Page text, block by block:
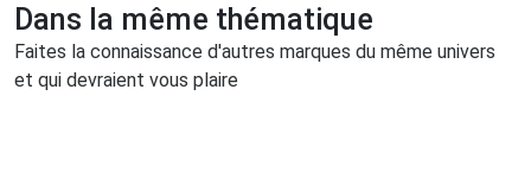
Dans la même thématique
Faites la connaissance d'autres marques du même univers
et qui devraient vous plaire